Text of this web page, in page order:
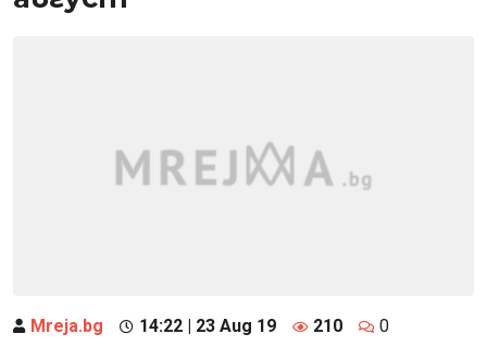
Mreja.bg 14:22 | 23 Aug 19 210 0